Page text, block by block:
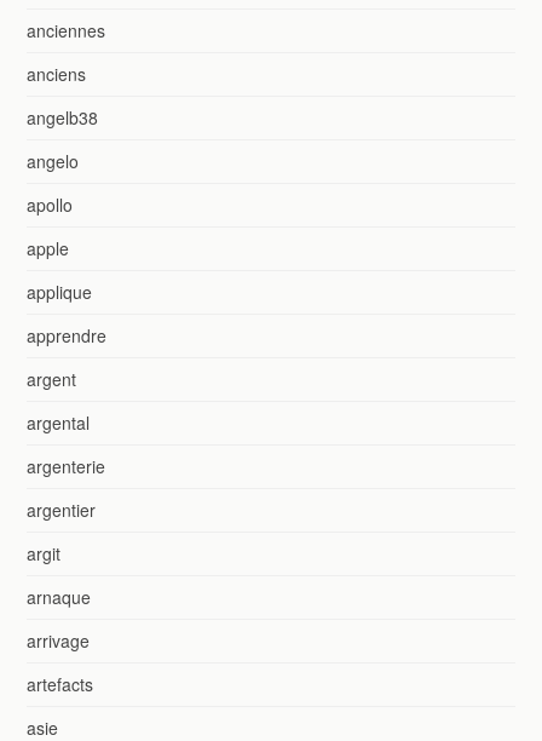
anciennes
anciens
angelb38
angelo
apollo
apple
applique
apprendre
argent
argental
argenterie
argentier
argit
arnaque
arrivage
artefacts
asie